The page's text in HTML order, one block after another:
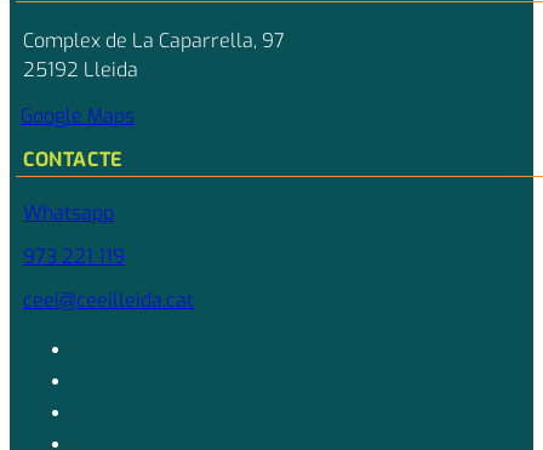
Complex de La Caparrella, 97
25192 Lleida
Google Maps
CONTACTE
Whatsapp
973 221 119
ceei@ceeilleida.cat